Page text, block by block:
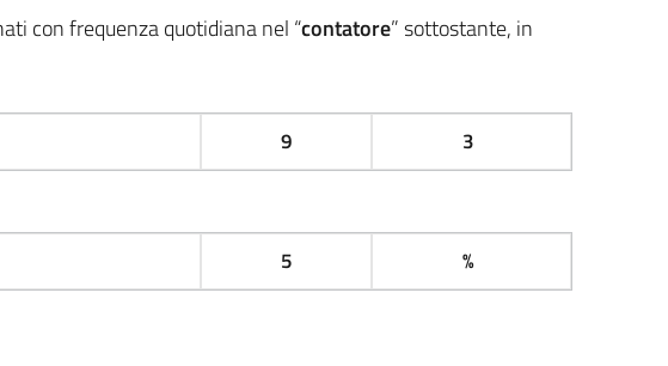
con frequenza quotidiana nel “contatore” sottostante, in
9 3
5 %